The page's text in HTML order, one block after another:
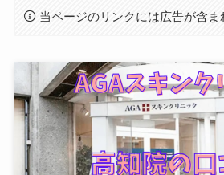
当ページのリンクには広告が含ま